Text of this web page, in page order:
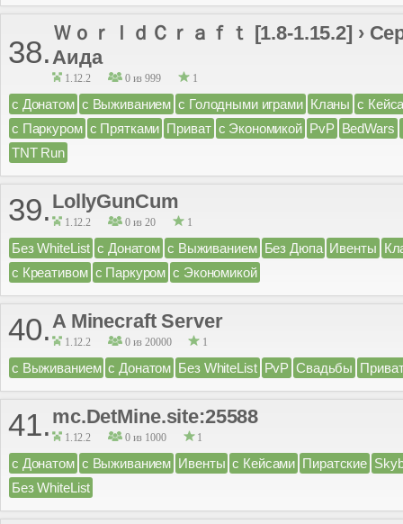
38.
ＷｏｒｌｄＣｒａｆｔ [1.8-1.15.2] ›
Аида
1.12.2 0 из 999 1
с Донатом с Выживанием с Голодными играми Кланы с
с Паркуром с Прятками Приват с Экономикой PvP BedWars
TNT Run
39. LollyGunCum
1.12.2 0 из 20 1
Без WhiteList с Донатом с Выживанием Без Дюпа Ивенты
с Креативом с Паркуром с Экономикой
40.A Minecraft Server
1.12.2 0 из 20000 1
с Выживанием с Донатом Без WhiteList PvP Свадьбы
41. mc.DetMine.site:25588
1.12.2 0 из 1000 1
с Донатом с Выживанием Ивенты с Кейсами Пиратские
Без WhiteList